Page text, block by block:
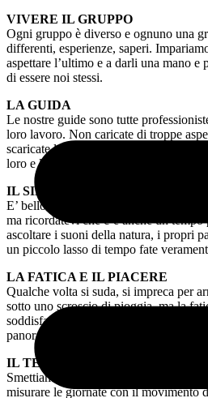
VIVERE IL GRUPPO
Ogni gruppo è diverso e ognuno una
differenti, esperienze, saperi.
aspettare l’ultimo e a darli una mano e
di essere noi stessi.
LA GUIDA
Le nostre guide sono tutte
loro lavoro. Non caricate di troppe
scaricate la colpa sulle guide, anzi per
loro e loro, se possibile, troveranno una
IL SILENZIO
E’ bello parlare, raccontare, ridere con
ma ricordatevi che c’è anche un
ascoltare i suoni della natura, i propri
un piccolo lasso di tempo fate
LA FATICA E IL PIACERE
Qualche volta si suda, si impreca per
sotto uno scroscio di pioggia, ma la
soddisfazione di essere arrivati in un
panorama o un arcobaleno.
IL TEMPO
Smettiamo di guardare l’orologio, anzi
misurare le giornate con il movimento